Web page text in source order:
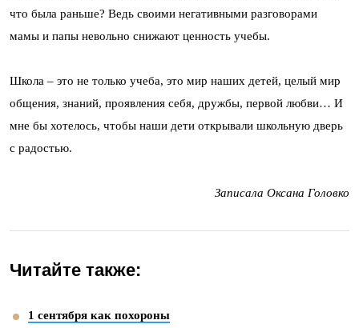
что была раньше? Ведь своими негативными разговорами
мамы и папы невольно снижают ценность учебы.
Школа – это не только учеба, это мир наших детей, целый мир
общения, знаний, проявления себя, дружбы, первой любви… И
мне бы хотелось, чтобы наши дети открывали школьную дверь
с радостью.
Записала Оксана Головко
Читайте также:
1 сентября как похороны